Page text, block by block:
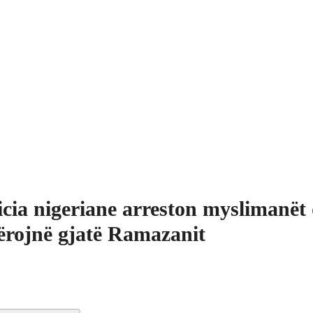
nigeriane arreston myslimanët
gjatë Ramazanit